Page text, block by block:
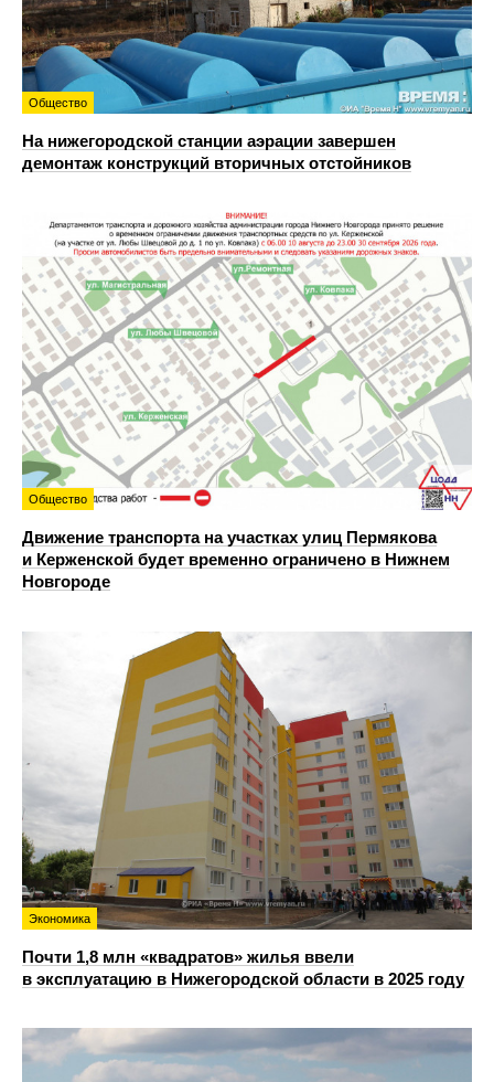
Общество
На нижегородской станции аэрации завершен
демонтаж конструкций вторичных отстойников
Общество
Движение транспорта на участках улиц Пермякова
и Керженской будет временно ограничено в Нижнем
Новгороде
Экономика
Почти 1,8 млн «квадратов» жилья ввели
в эксплуатацию в Нижегородской области в 2025 году